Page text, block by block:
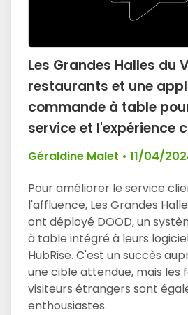
Les Grandes Halles du
restaurants et une
commande à table
service et l'expérience
Géraldine Malet • 11/04/
Pour améliorer le service
l'affluence, Les Grandes
ont déployé DOOD, un
à table intégré à leurs
HubRise. C'est un succès
une cible attendue, mais les
visiteurs étrangers sont
enthousiastes.